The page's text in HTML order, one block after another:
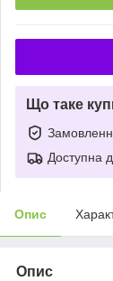
Що таке
Доступна
Опис
Опис